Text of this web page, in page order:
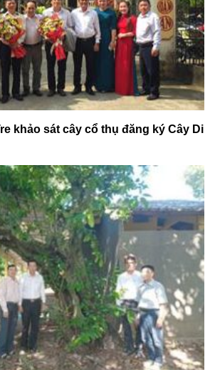
khảo sát cây cổ thụ đăng ký Cây Di